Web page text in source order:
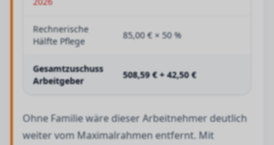
Rechnerische
Hälfte Pflege
85,00 € × 50 %
Gesamtzuschuss
Arbeitgeber
508,59 € + 42,50 €
Ohne Familie wäre dieser Arbeitnehmer deutlich
weiter vom Maximalrahmen entfernt. Mit